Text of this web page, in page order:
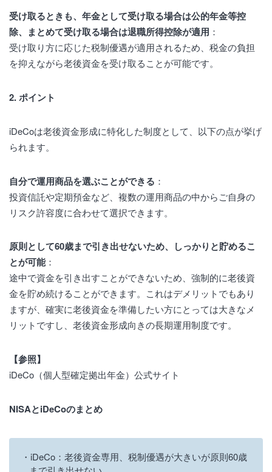
受け取るときも、年金として受け取る場合は公的年金等控
除、まとめて受け取る場合は退職所得控除が適用 ：
受け取り方に応じた税制優遇が適用されるため、税金の負担
を抑えながら老後資金を受け取ることが可能です。
2. ポイント
iDeCoは老後資金形成に特化した制度として、以下の点が挙げ
られます。
自分で運用商品を選ぶことができる ：
投資信託や定期預金など、複数の運用商品の中からご自身の
リスク許容度に合わせて選択できます。
原則として60歳まで引き出せないため、しっかりと貯めるこ
とが可能：
途中で資金を引き出すことができないため、強制的に老後資
金を貯め続けることができます。これはデメリットでもあり
ますが、確実に老後資金を準備したい方にとっては大きなメ
リットですし、老後資金形成向きの長期運用制度です。
【参照】
iDeCo（個人型確定拠出年金）公式サイト
NISAとiDeCoのまとめ
iDeCo：老後資金専用、税制優遇が大きいが原則60歳